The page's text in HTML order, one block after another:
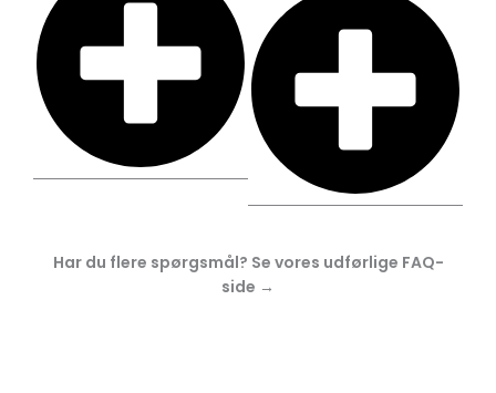
Har du flere spørgsmål? Se vores udførlige FAQ-
side →